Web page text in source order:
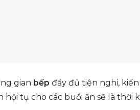
gian bếp đầy đủ tiện nghi,
hội tụ cho các buổi ăn sẽ là thời